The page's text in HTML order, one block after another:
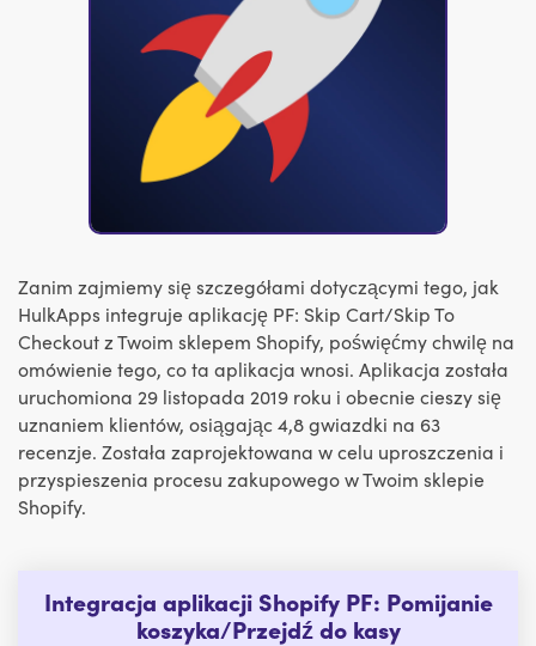
Zanim zajmiemy się szczegółami dotyczącymi tego, jak
HulkApps integruje aplikację PF: Skip Cart/Skip To
Checkout z Twoim sklepem Shopify, poświęćmy chwilę na
omówienie tego, co ta aplikacja wnosi. Aplikacja została
uruchomiona 29 listopada 2019 roku i obecnie cieszy się
uznaniem klientów, osiągając 4,8 gwiazdki na 63
recenzje. Została zaprojektowana w celu uproszczenia i
przyspieszenia procesu zakupowego w Twoim sklepie
Shopify.
Integracja aplikacji Shopify PF: Pomijanie
koszyka/Przejdź do kasy